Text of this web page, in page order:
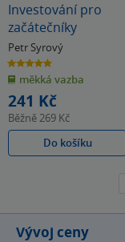
Investování pro
začátečníky
Petr Syrový
5.0
z
5
hvězdiček
měkká vazba
241 Kč
Běžně269 Kč
Do košíku
Vývoj ceny